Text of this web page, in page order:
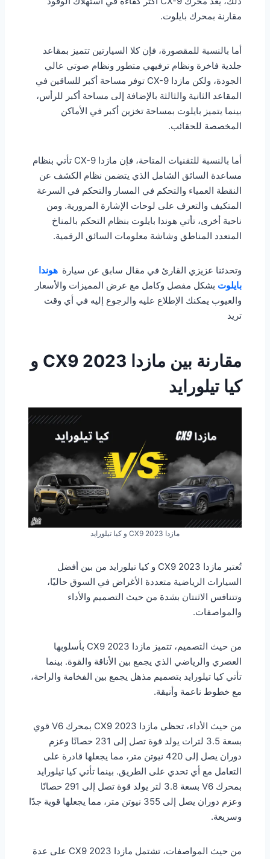
مقارنة بمحرك بايلوت.
أما بالنسبة للمقصورة، فإن كلا السيارتين تتميز بمقاعد
جلدية فاخرة ونظام ترفيهي متطور ونظام صوتي عالي
الجودة، ولكن مازدا CX-9 توفر مساحة أكبر للساقين في
المقاعد الثانية والثالثة بالإضافة إلى مساحة أكبر للرأس،
بينما يتميز بايلوت بمساحة تخزين أكبر في الأماكن
المخصصة للحقائب.
أما بالنسبة للتقنيات المتاحة، فإن مازدا CX-9 تأتي بنظام
مساعدة السائق الشامل الذي يتضمن نظام الكشف عن
النقطة العمياء والتحكم في المسار والتحكم في السرعة
المتكيف والتعرف على لوحات الإشارة المرورية. ومن
ناحية أخرى، تأتي هوندا بايلوت بنظام التحكم بالمناخ
المتعدد المناطق وشاشة معلومات السائق الرقمية.
وتحدثنا عزيزي القارئ في مقال سابق عن سيارة هوندا
بايلوت بشكل مفصل وكامل مع عرض المميزات والأسعار
والعيوب يمكنك الإطلاع عليه والرجوع إليه في أي وقت
تريد
مقارنة بين مازدا CX9 2023 و
كيا تيلورايد
مازدا CX9 2023 و كيا تيلورايد
تُعتبر مازدا CX9 2023 و كيا تيلورايد من بين أفضل
السيارات الرياضية متعددة الأغراض في السوق حاليًا،
وتتنافس الاثنتان بشدة من حيث التصميم والأداء
والمواصفات.
من حيث التصميم، تتميز مازدا CX9 2023 بأسلوبها
العصري والرياضي الذي يجمع بين الأناقة والقوة. بينما
تأتي كيا تيلورايد بتصميم مذهل يجمع بين الفخامة والراحة،
مع خطوط ناعمة وأنيقة.
من حيث الأداء، تحظى مازدا CX9 2023 بمحرك V6 قوي
بسعة 3.5 لترات يولد قوة تصل إلى 231 حصانًا وعزم
دوران يصل إلى 420 نيوتن متر، مما يجعلها قادرة على
التعامل مع أي تحدي على الطريق. بينما تأتي كيا تيلورايد
بمحرك V6 بسعة 3.8 لتر يولد قوة تصل إلى 291 حصانًا
وعزم دوران يصل إلى 355 نيوتن متر، مما يجعلها قوية جدًا
وسريعة.
من حيث المواصفات، تشتمل مازدا CX9 2023 على عدة